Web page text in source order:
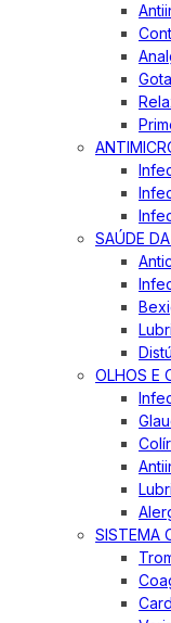
Gota
SAÚDE
OLHOS E
SISTEMA